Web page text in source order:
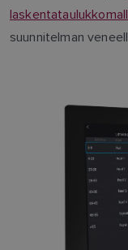
suunnitelman